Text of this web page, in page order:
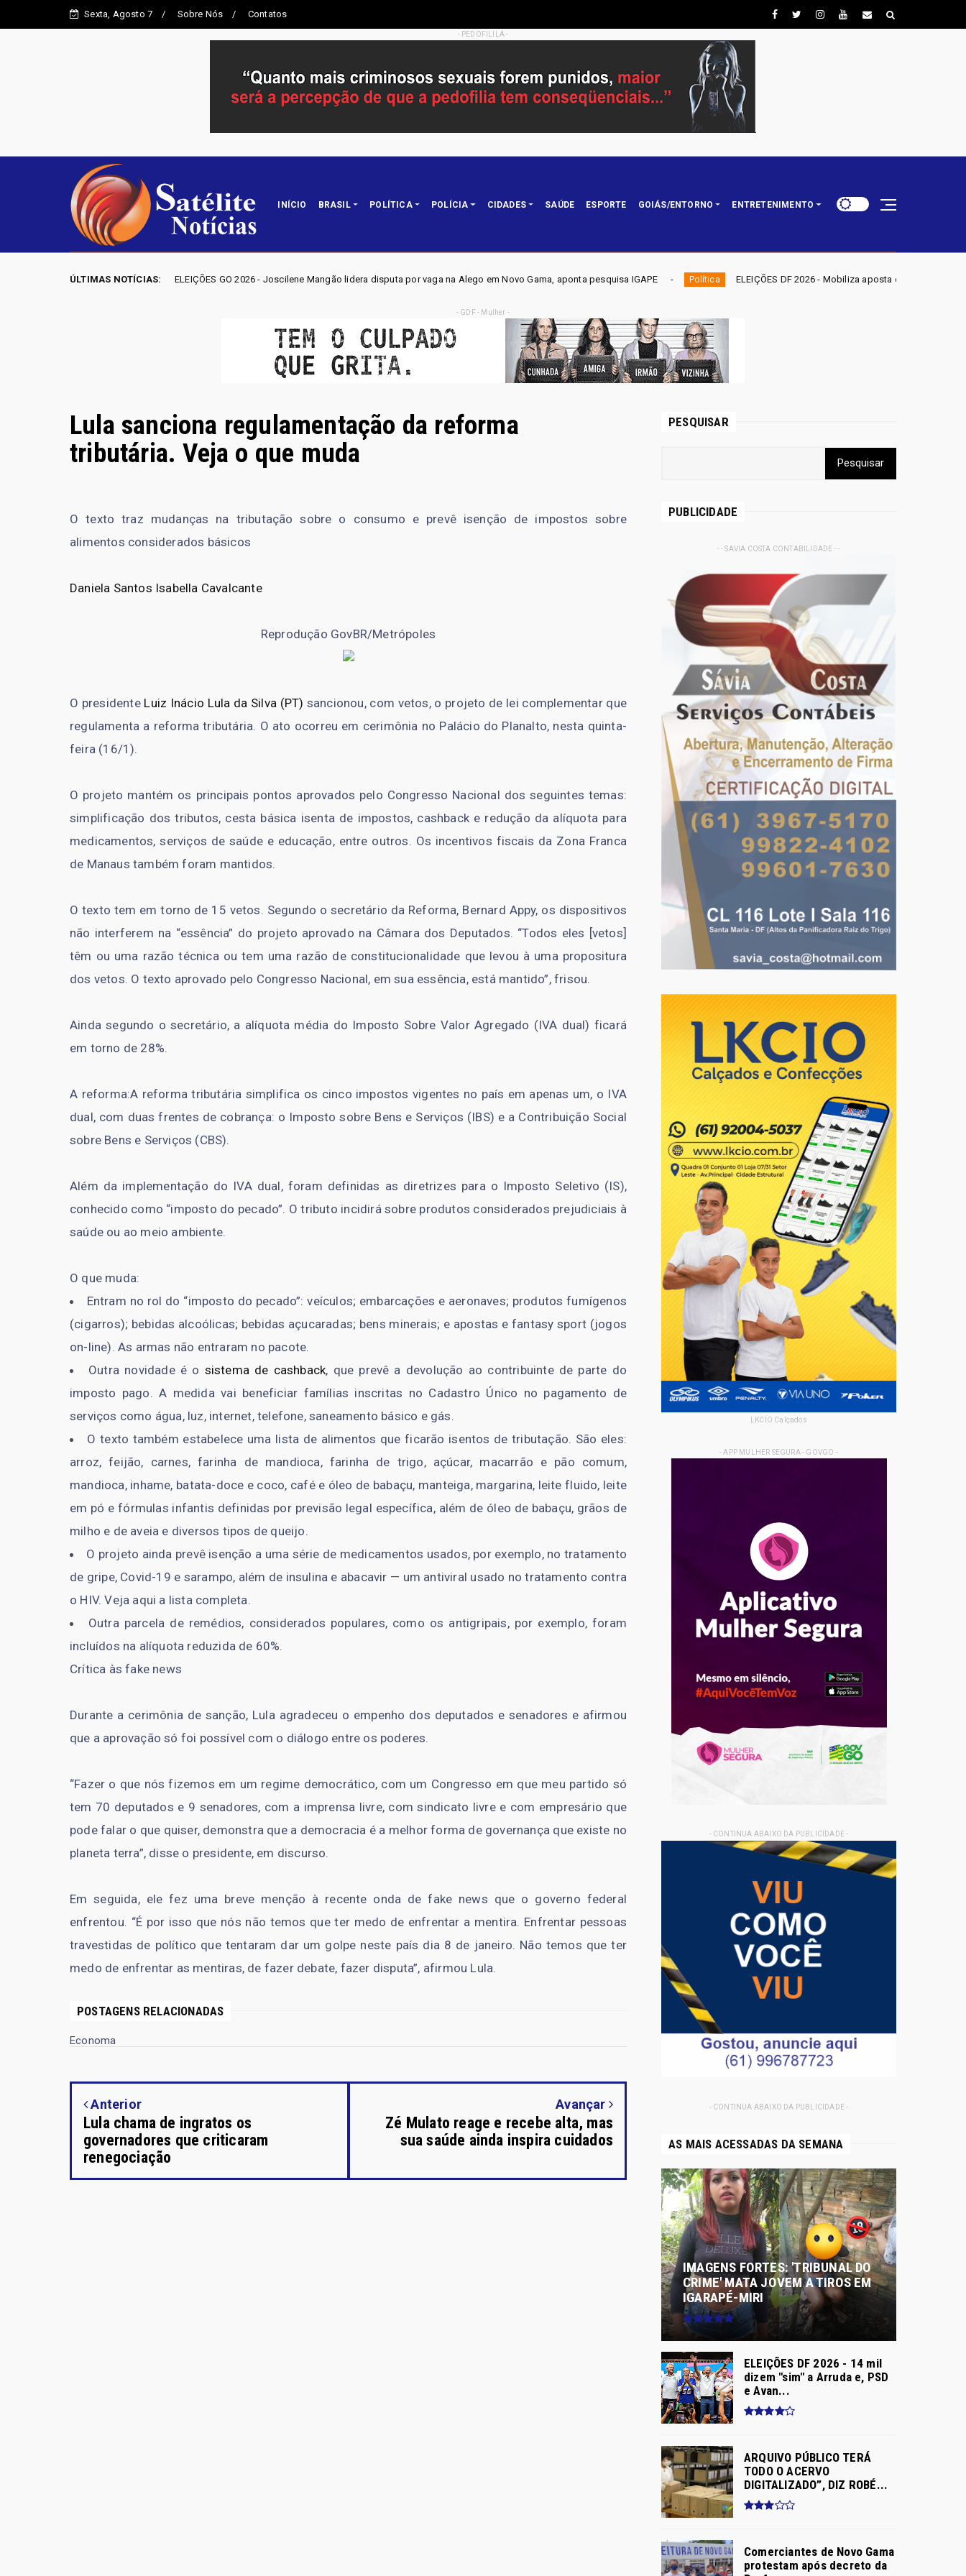
Sexta, Agosto 7 Sobre Nós Contatos
- PEDOFILILA -
INÍCIO BRASIL POLÍTICA POLÍCIA CIDADES SAÚDE ESPORTE GOIÁS/ENTORNO ENTRETENIMENTO
ÚLTIMAS NOTÍCIAS:
ELEIÇÕES GO 2026 - Joscilene Mangão lidera disputa por vaga na Alego em Novo Gama, aponta pesquisa IGAPE Política ELEIÇÕES DF 2026 - Mobiliza aposta em nominata completa e mira eleger
- GDF - Mulher -
Lula sanciona regulamentação da reforma
tributária. Veja o que muda
O texto traz mudanças na tributação sobre o consumo e prevê isenção de impostos sobre
alimentos considerados básicos
Daniela Santos Isabella Cavalcante
Reprodução GovBR/Metrópoles
O presidente Luiz Inácio Lula da Silva (PT) sancionou, com vetos, o projeto de lei complementar que
regulamenta a reforma tributária. O ato ocorreu em cerimônia no Palácio do Planalto, nesta quinta-
feira (16/1).
O projeto mantém os principais pontos aprovados pelo Congresso Nacional dos seguintes temas:
simplificação dos tributos, cesta básica isenta de impostos, cashback e redução da alíquota para
medicamentos, serviços de saúde e educação, entre outros. Os incentivos fiscais da Zona Franca
de Manaus também foram mantidos.
O texto tem em torno de 15 vetos. Segundo o secretário da Reforma, Bernard Appy, os dispositivos
não interferem na “essência” do projeto aprovado na Câmara dos Deputados. “Todos eles [vetos]
têm ou uma razão técnica ou tem uma razão de constitucionalidade que levou à uma propositura
dos vetos. O texto aprovado pelo Congresso Nacional, em sua essência, está mantido”, frisou.
Ainda segundo o secretário, a alíquota média do Imposto Sobre Valor Agregado (IVA dual) ficará
em torno de 28%.
A reforma:A reforma tributária simplifica os cinco impostos vigentes no país em apenas um, o IVA
dual, com duas frentes de cobrança: o Imposto sobre Bens e Serviços (IBS) e a Contribuição Social
sobre Bens e Serviços (CBS).
Além da implementação do IVA dual, foram definidas as diretrizes para o Imposto Seletivo (IS),
conhecido como “imposto do pecado”. O tributo incidirá sobre produtos considerados prejudiciais à
saúde ou ao meio ambiente.
O que muda:
Entram no rol do “imposto do pecado”: veículos; embarcações e aeronaves; produtos fumígenos
(cigarros); bebidas alcoólicas; bebidas açucaradas; bens minerais; e apostas e fantasy sport (jogos
on-line). As armas não entraram no pacote.
Outra novidade é o sistema de cashback, que prevê a devolução ao contribuinte de parte do
imposto pago. A medida vai beneficiar famílias inscritas no Cadastro Único no pagamento de
serviços como água, luz, internet, telefone, saneamento básico e gás.
O texto também estabelece uma lista de alimentos que ficarão isentos de tributação. São eles:
arroz, feijão, carnes, farinha de mandioca, farinha de trigo, açúcar, macarrão e pão comum,
mandioca, inhame, batata-doce e coco, café e óleo de babaçu, manteiga, margarina, leite fluido, leite
em pó e fórmulas infantis definidas por previsão legal específica, além de óleo de babaçu, grãos de
milho e de aveia e diversos tipos de queijo.
O projeto ainda prevê isenção a uma série de medicamentos usados, por exemplo, no tratamento
de gripe, Covid-19 e sarampo, além de insulina e abacavir — um antiviral usado no tratamento contra
o HIV. Veja aqui a lista completa.
Outra parcela de remédios, considerados populares, como os antigripais, por exemplo, foram
incluídos na alíquota reduzida de 60%.
Crítica às fake news
Durante a cerimônia de sanção, Lula agradeceu o empenho dos deputados e senadores e afirmou
que a aprovação só foi possível com o diálogo entre os poderes.
“Fazer o que nós fizemos em um regime democrático, com um Congresso em que meu partido só
tem 70 deputados e 9 senadores, com a imprensa livre, com sindicato livre e com empresário que
pode falar o que quiser, demonstra que a democracia é a melhor forma de governança que existe no
planeta terra”, disse o presidente, em discurso.
Em seguida, ele fez uma breve menção à recente onda de fake news que o governo federal
enfrentou. “É por isso que nós não temos que ter medo de enfrentar a mentira. Enfrentar pessoas
travestidas de político que tentaram dar um golpe neste país dia 8 de janeiro. Não temos que ter
medo de enfrentar as mentiras, de fazer debate, fazer disputa”, afirmou Lula.
POSTAGENS RELACIONADAS
Economa
Anterior
Lula chama de ingratos os
governadores que criticaram
renegociação
Avançar
Zé Mulato reage e recebe alta, mas
sua saúde ainda inspira cuidados
PESQUISAR
PUBLICIDADE
- - SAVIA COSTA CONTABILIDADE - -
LKCIO Calçados
- APP MULHER SEGURA - GOVGO -
- CONTINUA ABAIXO DA PUBLICIDADE -
- CONTINUA ABAIXO DA PUBLICIDADE -
AS MAIS ACESSADAS DA SEMANA
IMAGENS FORTES: 'TRIBUNAL DO
CRIME' MATA JOVEM A TIROS EM
IGARAPÉ-MIRI
ELEIÇÕES DF 2026 - 14 mil
dizem "sim" a Arruda e, PSD
e Avan...
ARQUIVO PÚBLICO TERÁ
TODO O ACERVO
DIGITALIZADO”, DIZ ROBÉ...
Comerciantes de Novo Gama
protestam após decreto da